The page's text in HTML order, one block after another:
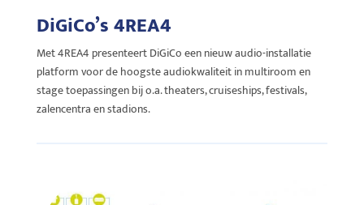
DiGiCo’s 4REA4
Met 4REA4 presenteert DiGiCo een nieuw audio-installatie
platform voor de hoogste audiokwaliteit in multiroom en
stage toepassingen bij o.a. theaters, cruiseships, festivals,
zalencentra en stadions.